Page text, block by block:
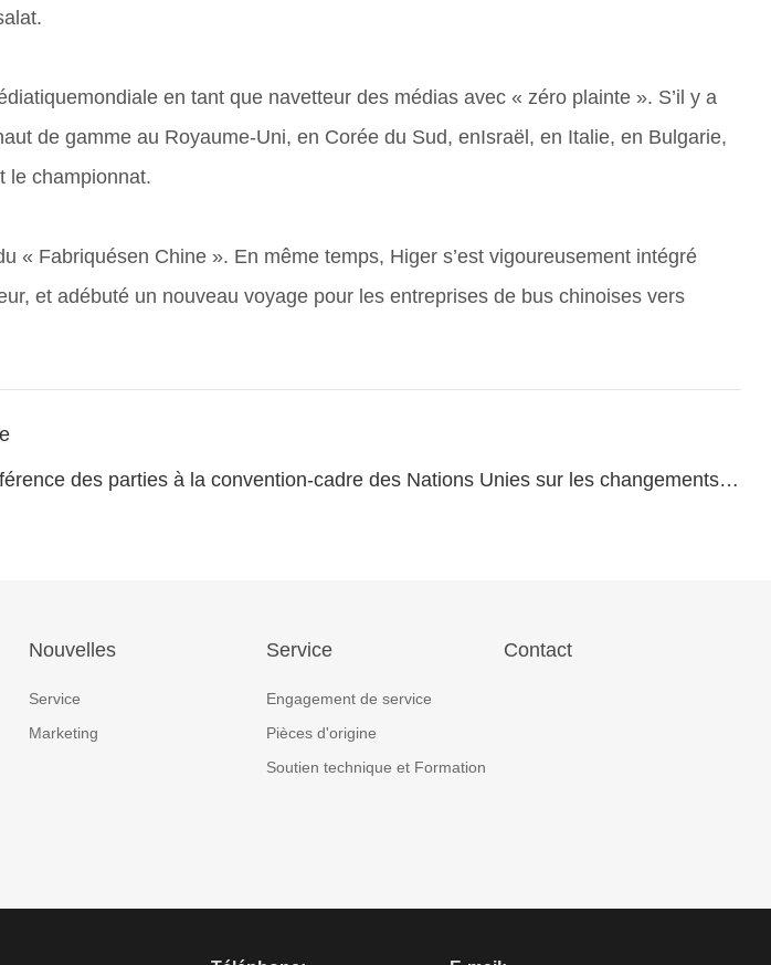
en tant que navetteur des médias avec « zéro plainte ». S’il y a
de gamme au Royaume-Uni, en Corée du Sud, enIsraël, en Italie, en Bulgarie,
le championnat.
Fabriquésen Chine ». En même temps, Higer s’est vigoureusement intégré
et adébuté un nouveau voyage pour les entreprises de bus chinoises vers
des parties à la convention-cadre des Nations Unies sur les changements climatiques
Nouvelles
Service
Marketing
Service
Engagement de service
Pièces d'origine
Soutien technique et Formation
Contact